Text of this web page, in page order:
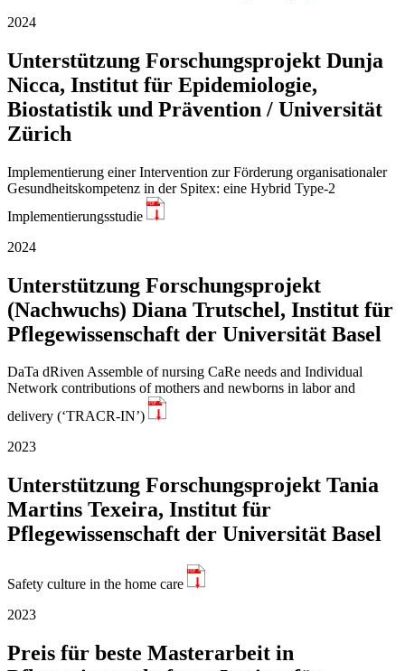
2024
Unterstützung Forschungsprojekt Dunja
Nicca, Institut für Epidemiologie,
Biostatistik und Prävention / Universität
Zürich
Implementierung einer Intervention zur Förderung organisationaler
Gesundheitskompetenz in der Spitex: eine Hybrid Type-2
Implementierungsstudie
PDF
2024
Unterstützung Forschungsprojekt
(Nachwuchs) Diana Trutschel, Institut für
Pflegewissenschaft der Universität Basel
DaTa dRiven Assemble of nursing CaRe needs and Individual
Network contributions of mothers and newborns in labor and
delivery (‘TRACR-IN’)
PDF
2023
Unterstützung Forschungsprojekt Tania
Martins Texeira, Institut für
Pflegewissenschaft der Universität Basel
Safety culture in the home care
PDF
2023
Preis für beste Masterarbeit in